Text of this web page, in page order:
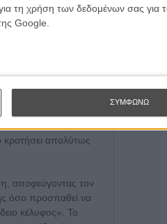
τη χρήση των δεδομένων σας
Google.
ΣΥΜΦΩΝΩ
εκτενές μέρος του
αφήνει στην
κάτι πολύ πιο
πρώτη διάγνωση
και την
της. Ομως το
όταν
κρατήσει απολύτως
αποφεύγοντας τον
όσο προσπαθεί να
κέλυφος». Το